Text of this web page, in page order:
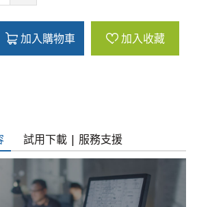
加入購物車 加入收藏
試用下載 | 服務支援